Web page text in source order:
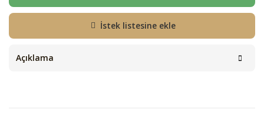
İstek listesine ekle
Açıklama